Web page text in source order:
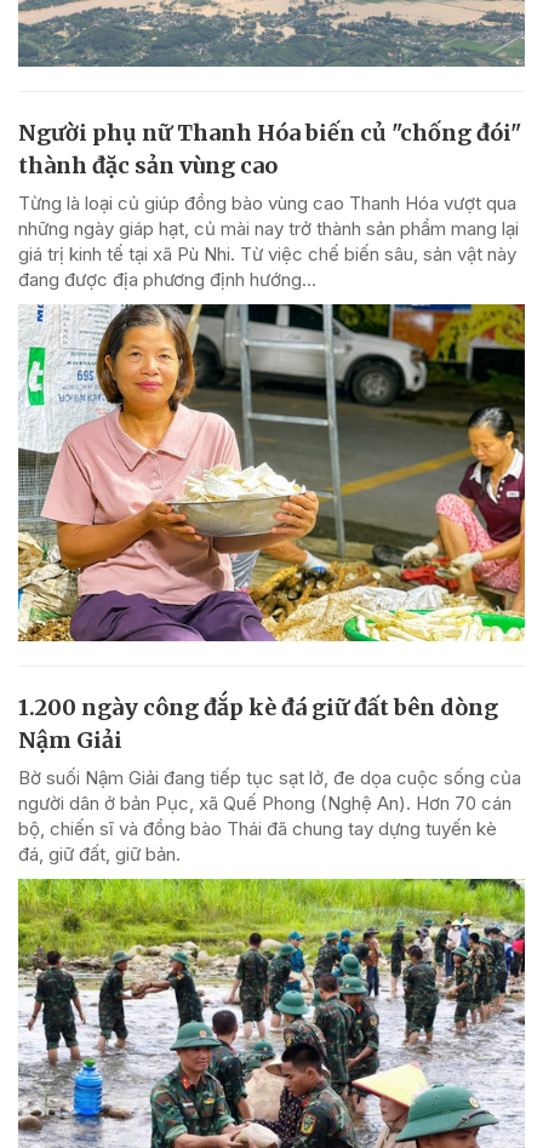
Người phụ nữ Thanh Hóa biến củ "chống đói"
thành đặc sản vùng cao
Từng là loại củ giúp đồng bào vùng cao Thanh Hóa vượt qua
những ngày giáp hạt, củ mài nay trở thành sản phẩm mang lại
giá trị kinh tế tại xã Pù Nhi. Từ việc chế biến sâu, sản vật này
đang được địa phương định hướng...
1.200 ngày công đắp kè đá giữ đất bên dòng
Nậm Giải
Bờ suối Nậm Giải đang tiếp tục sạt lở, đe dọa cuộc sống của
người dân ở bản Pục, xã Quế Phong (Nghệ An). Hơn 70 cán
bộ, chiến sĩ và đồng bào Thái đã chung tay dựng tuyến kè
đá, giữ đất, giữ bản.